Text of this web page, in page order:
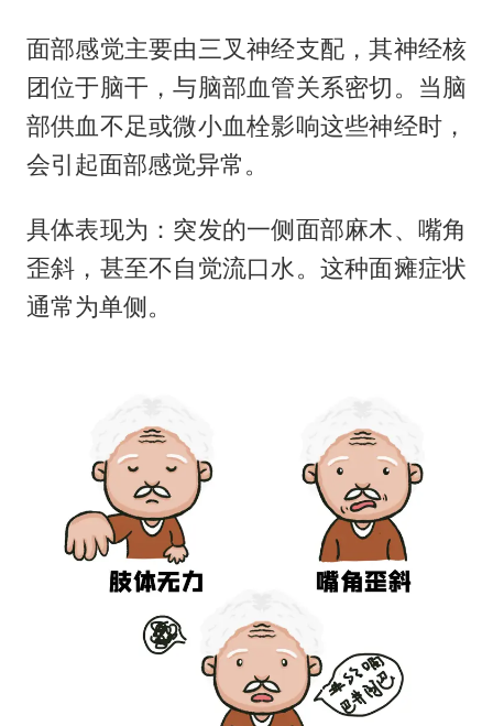
面部感觉主要由三叉神经支配，其神经核
团位于脑干，与脑部血管关系密切。当脑
部供血不足或微小血栓影响这些神经时，
会引起面部感觉异常。
具体表现为：突发的一侧面部麻木、嘴角
歪斜，甚至不自觉流口水。这种面瘫症状
通常为单侧。